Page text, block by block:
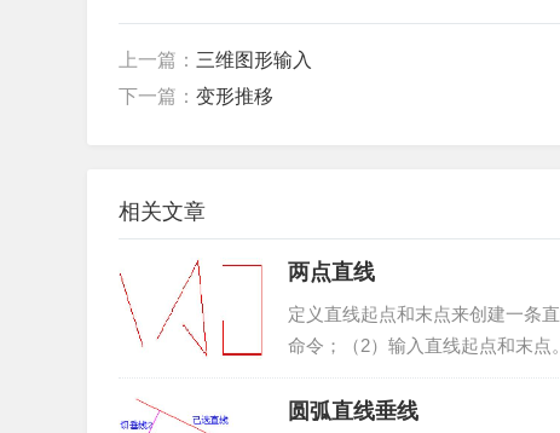
上一篇： 三维图形输入
下一篇： 变形推移
相关文章
两点直线
定义直线起点和末点来创建一条
命令；（2）输入直线起点和末点
单项或绘制工具条中的<两点直线
圆弧直线垂线